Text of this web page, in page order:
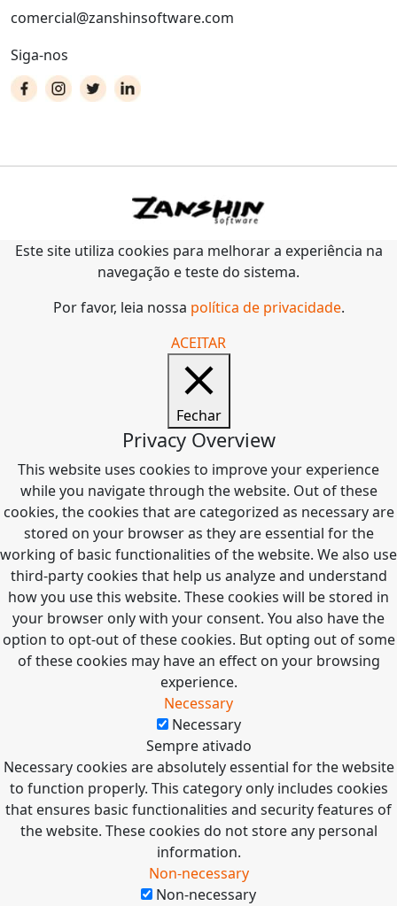
comercial@zanshinsoftware.com
Siga-nos
Este site utiliza cookies para melhorar a experiência na
navegação e teste do sistema.
Por favor, leia nossa política de privacidade.
ACEITAR
Fechar
Privacy Overview
This website uses cookies to improve your experience
while you navigate through the website. Out of these
cookies, the cookies that are categorized as necessary are
stored on your browser as they are essential for the
working of basic functionalities of the website. We also use
third-party cookies that help us analyze and understand
how you use this website. These cookies will be stored in
your browser only with your consent. You also have the
option to opt-out of these cookies. But opting out of some
of these cookies may have an effect on your browsing
experience.
Necessary
Necessary
Sempre ativado
Necessary cookies are absolutely essential for the website
to function properly. This category only includes cookies
that ensures basic functionalities and security features of
the website. These cookies do not store any personal
information.
Non-necessary
Non-necessary